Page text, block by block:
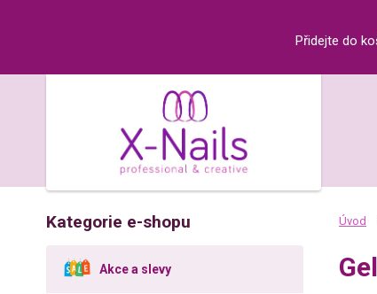
Přidejte do
Kategorie e-shopu
Akce a slevy
Úvod